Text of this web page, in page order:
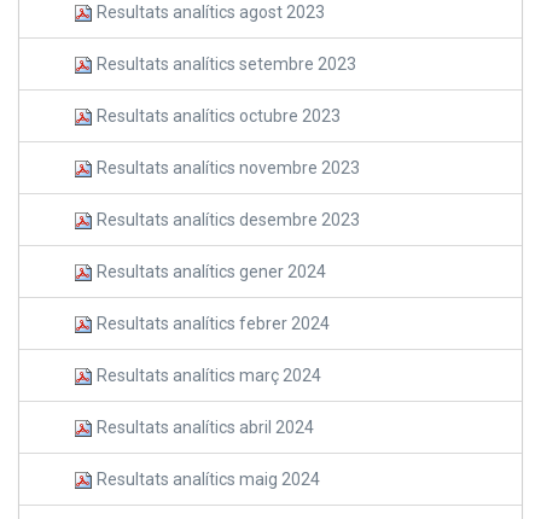
Resultats analítics agost 2023
Resultats analítics setembre 2023
Resultats analítics octubre 2023
Resultats analítics novembre 2023
Resultats analítics desembre 2023
Resultats analítics gener 2024
Resultats analítics febrer 2024
Resultats analítics març 2024
Resultats analítics abril 2024
Resultats analítics maig 2024